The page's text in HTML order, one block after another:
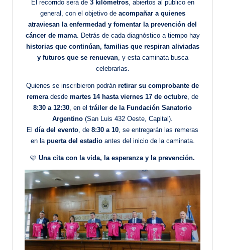
El recorrido será de 3 kilómetros, abiertos al público en
general, con el objetivo de acompañar a quienes
atraviesan la enfermedad y fomentar la prevención del
cáncer de mama. Detrás de cada diagnóstico a tiempo hay
historias que continúan, familias que respiran aliviadas
y futuros que se renuevan, y esta caminata busca
celebrarlas.
Quienes se inscribieron podrán retirar su comprobante de
remera desde martes 14 hasta viernes 17 de octubre , de
8:30 a 12:30 , en el tráiler de la Fundación Sanatorio
Argentino (San Luis 432 Oeste, Capital).
El día del evento , de 8:30 a 10 , se entregarán las remeras
en la puerta del estadioantes del inicio de la caminata.
🩷 Una cita con la vida, la esperanza y la prevención.